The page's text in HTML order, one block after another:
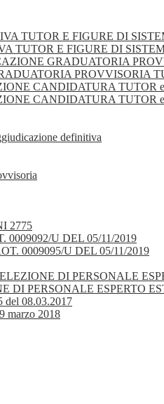
TUTOR E FIGURE DI
TUTOR E FIGURE DI
GRADUATORIA
PROVVISORIA
CANDIDATURA TUTOR
CANDIDATURA TUTOR
definitiva
2775
U DEL 05/11/2019
0009095/U DEL 05/11/2019
DI PERSONALE
DI PERSONALE ESPERTO
08.03.2017
marzo 2018